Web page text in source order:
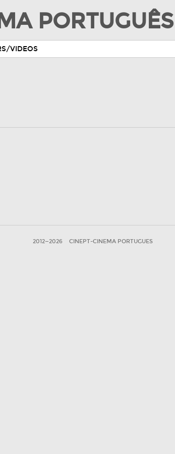
PORTUGUÊS
VIDEOS
2012—2026 CINEPT-CINEMA PORTUGUES